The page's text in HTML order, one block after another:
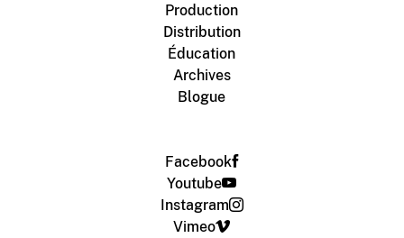
Production
Distribution
Éducation
Archives
Blogue
Facebook
Youtube
Instagram
Vimeo